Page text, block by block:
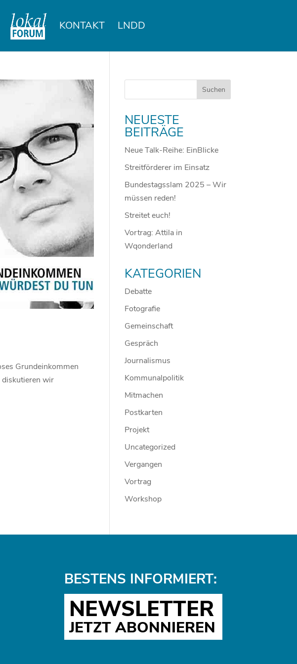
KONTAKT LNDD
Grundeinkommen
diskutieren wir
NEUESTE
BEITRÄGE
Neue Talk-Reihe: EinBlicke
Streitförderer im Einsatz
Bundestagsslam 2025 – Wir
müssen reden!
Streitet euch!
Vortrag: Attila in
Wqonderland
KATEGORIEN
Debatte
Fotografie
Gemeinschaft
Gespräch
Journalismus
Kommunalpolitik
Mitmachen
Postkarten
Projekt
Uncategorized
Vergangen
Vortrag
Workshop
BESTENS INFORMIERT:
NEWSLETTER
JETZT ABONNIEREN